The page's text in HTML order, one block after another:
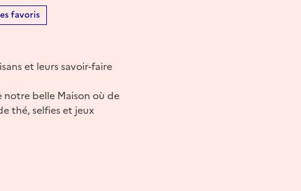
favoris
et leurs savoir-faire
notre belle Maison où de
thé, selfies et jeux